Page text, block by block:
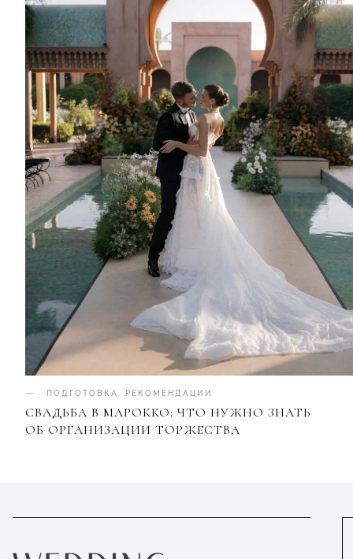
ПОДГОТОВКА. РЕКОМЕНДАЦИИ
СВАДЬБА В МАРОККО: ЧТО НУЖНО ЗНАТЬ
ОБ ОРГАНИЗАЦИИ ТОРЖЕСТВА